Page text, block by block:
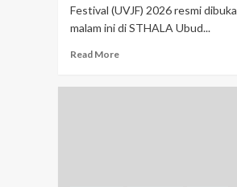
Festival (UVJF) 2026 resmi dibuka
malam ini di STHALA Ubud...
Read More